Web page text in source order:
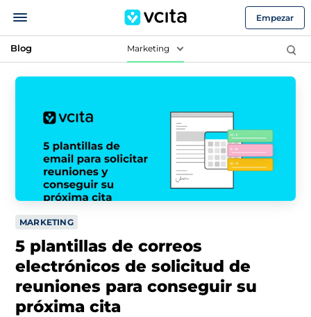
Empezar
Blog Marketing
MARKETING
5 plantillas de correos
electrónicos de solicitud de
reuniones para conseguir su
próxima cita